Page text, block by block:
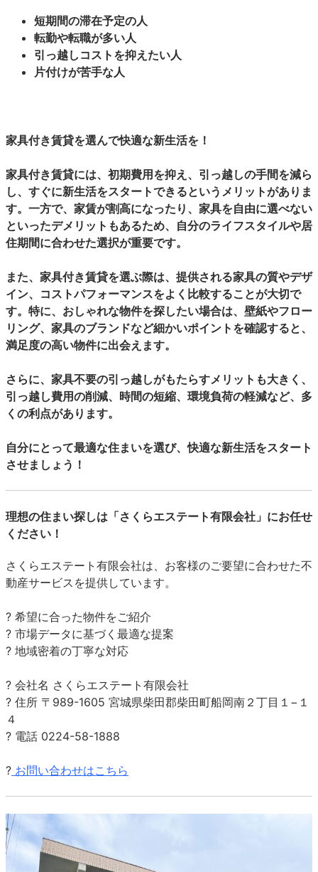
短期間の滞在予定の人
転勤や転職が多い人
引っ越しコストを抑えたい人
片付けが苦手な人
家具付き賃貸を選んで快適な新生活を！
家具付き賃貸には、初期費用を抑え、引っ越しの手間を減ら
し、すぐに新生活をスタートできるというメリットがありま
す。一方で、家賃が割高になったり、家具を自由に選べない
といったデメリットもあるため、自分のライフスタイルや居
住期間に合わせた選択が重要です。
また、家具付き賃貸を選ぶ際は、提供される家具の質やデザ
イン、コストパフォーマンスをよく比較することが大切で
す。特に、おしゃれな物件を探したい場合は、壁紙やフロー
リング、家具のブランドなど細かいポイントを確認すると、
満足度の高い物件に出会えます。
さらに、家具不要の引っ越しがもたらすメリットも大きく、
引っ越し費用の削減、時間の短縮、環境負荷の軽減など、多
くの利点があります。
自分にとって最適な住まいを選び、快適な新生活をスタート
させましょう！
理想の住まい探しは「さくらエステート有限会社」にお任せ
ください！
さくらエステート有限会社は、お客様のご要望に合わせた不
動産サービスを提供しています。
? 希望に合った物件をご紹介
? 市場データに基づく最適な提案
? 地域密着の丁寧な対応
? 会社名 さくらエステート有限会社
? 住所 〒989-1605 宮城県柴田郡柴田町船岡南２丁目１−１
４
? 電話 0224-58-1888
? お問い合わせはこちら